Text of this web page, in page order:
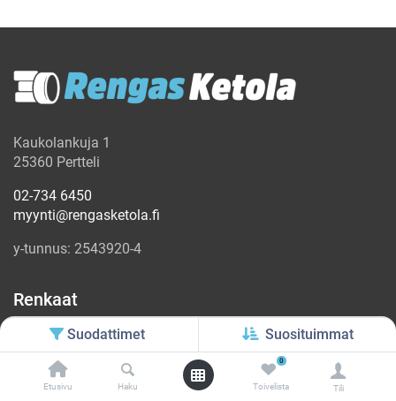
Suodattimet Suosituimmat
Etusivu Haku
0
Toivelista Tili
Kaukolankuja 1
25360 Pertteli
02-734 6450
myynti@rengasketola.fi
y-tunnus: 2543920-4
Renkaat
Rengashaku
Kesärenkaat
Talvirenkaat